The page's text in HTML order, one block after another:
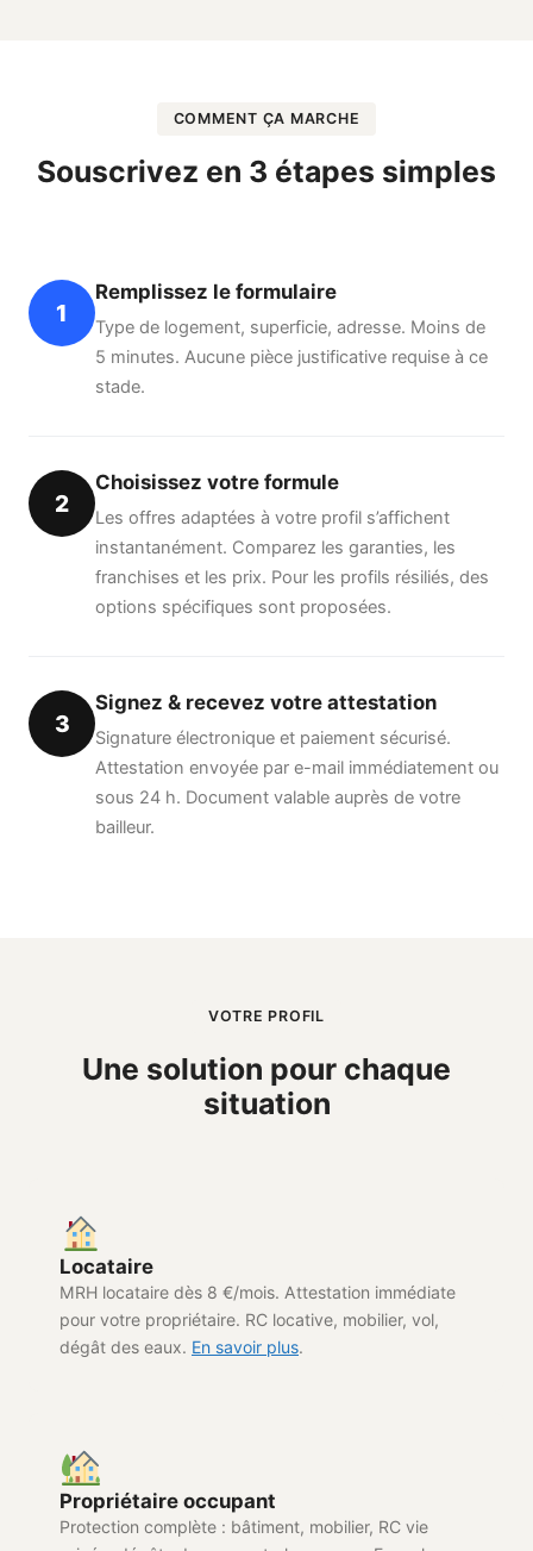
COMMENT ÇA MARCHE
Souscrivez en 3 étapes simples
1
Remplissez le formulaire
Type de logement, superficie, adresse. Moins de
5 minutes. Aucune pièce justificative requise à ce
stade.
2
Choisissez votre formule
Les offres adaptées à votre profil s’affichent
instantanément. Comparez les garanties, les
franchises et les prix. Pour les profils résiliés, des
options spécifiques sont proposées.
3
Signez & recevez votre attestation
Signature électronique et paiement sécurisé.
Attestation envoyée par e-mail immédiatement ou
sous 24 h. Document valable auprès de votre
bailleur.
VOTRE PROFIL
Une solution pour chaque
situation
Locataire
MRH locataire dès 8 €/mois. Attestation immédiate
pour votre propriétaire. RC locative, mobilier, vol,
dégât des eaux. En savoir plus.
Propriétaire occupant
Protection complète : bâtiment, mobilier, RC vie